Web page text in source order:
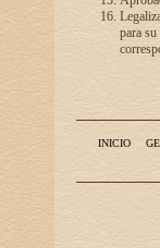
para
INICIO